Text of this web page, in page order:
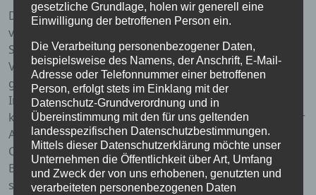
Der Posaunenchor trifft sich in der Regel jeden Freitag
von 18-20 Uhr im Gemeindehaus der
Stadtkirchengemeinde, Rosengasse 1. Im
Vorposaunenchor erhalten die Jungbläser, die schon im
großen Chor mitblasen, zusätzliche Förderung.
Interessierte Kinder, Jugendliche und Erwachsene
können gegen einen geringen Beitrag unter erfahrener
Anleitung ein Blasinstrument erlernen. Auf dem
Chorbild ist der Posaunenchor im Mai 2019 bei einer
Bläserfreizeit, an der nicht alle teilnehmen konnten, zu
sehen.
gesetzliche Grundlage, holen wir generell eine
Einwilligung der betroffenen Person ein.
Die Verarbeitung personenbezogener Daten,
beispielsweise des Namens, der Anschrift, E-Mail-
Adresse oder Telefonnummer einer betroffenen
Person, erfolgt stets im Einklang mit der
Datenschutz-Grundverordnung und in
Übereinstimmung mit den für uns geltenden
landesspezifischen Datenschutzbestimmungen.
Mittels dieser Datenschutzerklärung möchte unser
Unternehmen die Öffentlichkeit über Art, Umfang
und Zweck der von uns erhobenen, genutzten und
verarbeiteten personenbezogenen Daten